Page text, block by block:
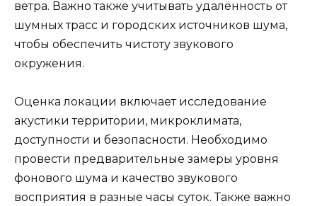
ветра. Важно также учитывать удалённость от
шумных трасс и городских источников шума,
чтобы обеспечить чистоту звукового
окружения.
Оценка локации включает исследование
акустики территории, микроклимата,
доступности и безопасности. Необходимо
провести предварительные замеры уровня
фонового шума и качество звукового
восприятия в разные часы суток. Также важно